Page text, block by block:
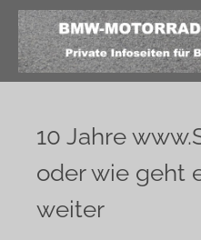
10 Jahre
oder wie geht
weiter